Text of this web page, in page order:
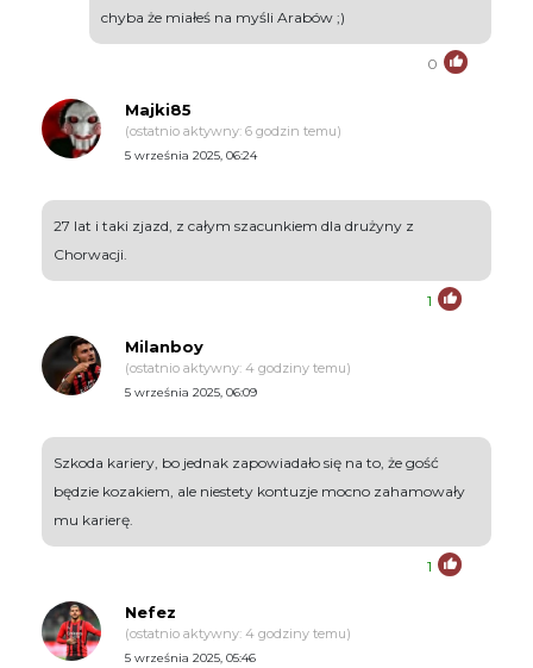
chyba że miałeś na myśli Arabów ;)
0
Majki85
(ostatnio aktywny: 6 godzin temu)
5 września 2025, 06:24
27 lat i taki zjazd, z całym szacunkiem dla drużyny z
Chorwacji.
1
Milanboy
(ostatnio aktywny: 4 godziny temu)
5 września 2025, 06:09
Szkoda kariery, bo jednak zapowiadało się na to, że gość
będzie kozakiem, ale niestety kontuzje mocno zahamowały
mu karierę.
1
Nefez
(ostatnio aktywny: 4 godziny temu)
5 września 2025, 05:46